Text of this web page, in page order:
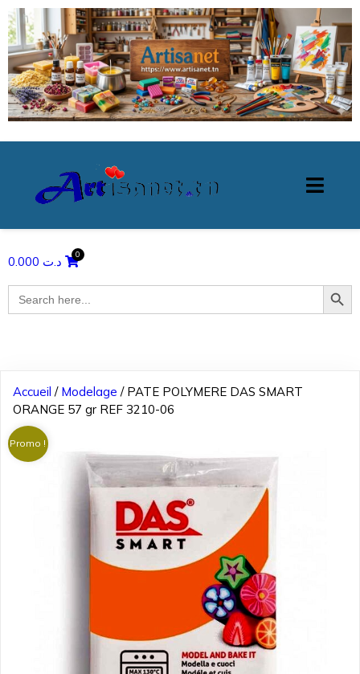
د.ت
Search
for:
Search Button
Accueil / Modelage / PATE POLYMERE DAS SMART
ORANGE 57 gr REF 3210-06
Promo !